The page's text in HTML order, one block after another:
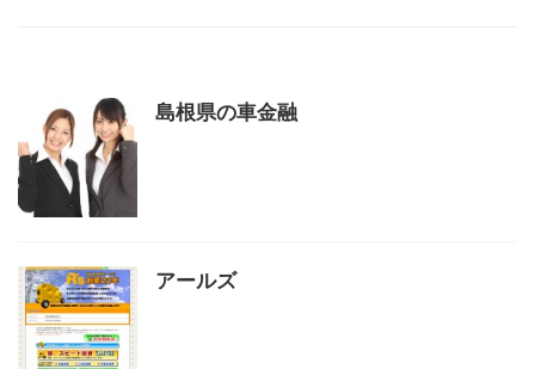
島根県の車金融
アールズ